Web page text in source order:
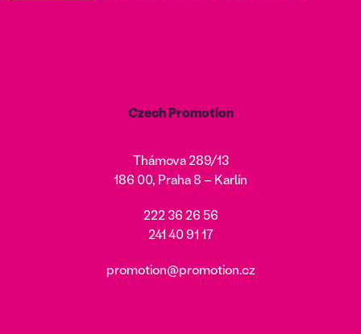
Czech Promotion
Thámova 289/13
186 00, Praha 8 – Karlín
222 36 26 56
241 40 91 17
promotion@promotion.cz